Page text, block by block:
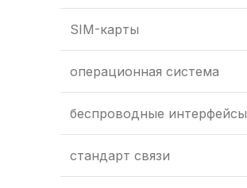
SIM-карты
операционная система
беспроводные интерфейсы
стандарт связи